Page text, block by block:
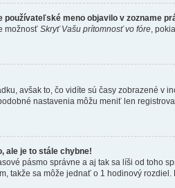
používateľské meno objavilo v zozname
možnosť Skryť Vašu prítomnosť vo fóre,
avšak to, čo vidíte sú časy zobrazené v
nastavenia môžu meniť len
ale je to stále chybne!
pásmo správne a aj tak sa líši od toho
takže sa môže jednať o 1 hodinový